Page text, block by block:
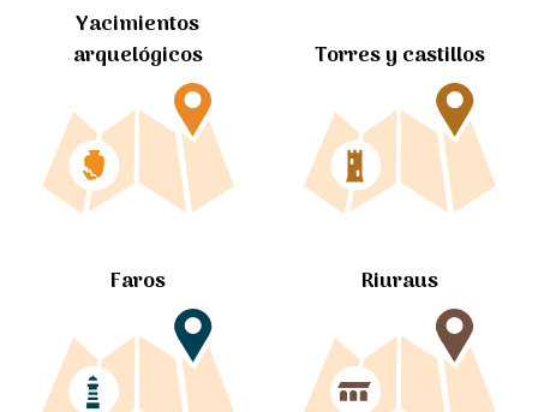
Yacimientos
arquelógicos
Torres y castillos
Faros Riuraus